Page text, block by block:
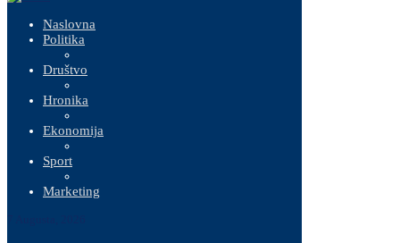
Naslovna
Politika
Društvo
Hronika
Ekonomija
Sport
Marketing